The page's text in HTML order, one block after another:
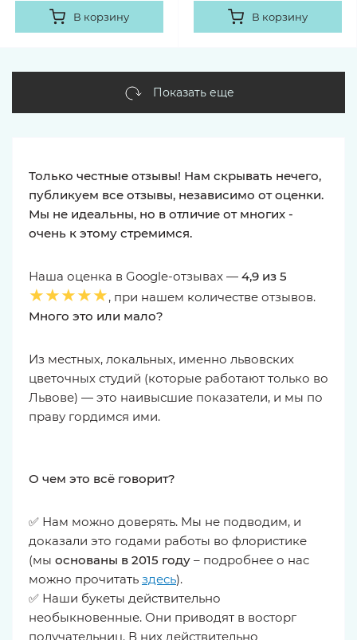
В корзину В корзину
Показать еще
Только честные отзывы! Нам скрывать нечего,
публикуем все отзывы, независимо от оценки.
Мы не идеальны, но в отличие от многих -
очень к этому стремимся.
Наша оценка в Google-отзывах — 4,9 из 5
★★★★★, при нашем количестве отзывов.
Много это или мало?
Из местных, локальных, именно львовских
цветочных студий (которые работают только во
Львове) — это наивысшие показатели, и мы по
праву гордимся ими.
О чем это всё говорит?
✅ Нам можно доверять. Мы не подводим, и
доказали это годами работы во флористике
(мы основаны в 2015 году – подробнее о нас
можно прочитать здесь).
✅ Наши букеты действительно
необыкновенные. Они приводят в восторг
получательниц. В них действительно